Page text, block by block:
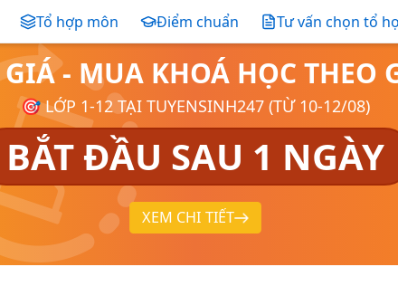
Tổ hợp môn Điểm chuẩn Tư vấn chọn tổ
- MUA KHOÁ HỌC
🎯 LỚP 1-12 TẠI TUYENSINH247 (TỪ 10-12/08)
BẮT ĐẦU SAU 1 NGÀY
XEM CHI TIẾT